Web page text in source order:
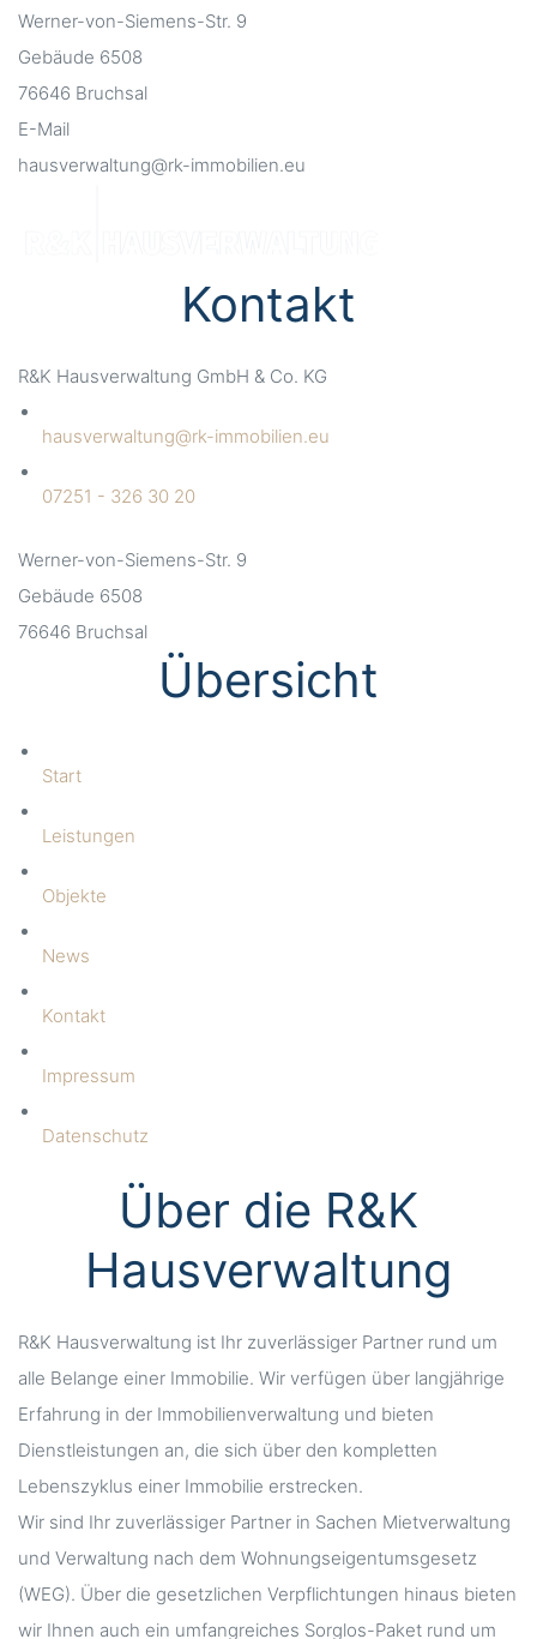
Werner-von-Siemens-Str. 9
Gebäude 6508
76646 Bruchsal
E-Mail
hausverwaltung@rk-immobilien.eu
Kontakt
R&K Hausverwaltung GmbH & Co. KG
hausverwaltung@rk-immobilien.eu
07251 - 326 30 20
Werner-von-Siemens-Str. 9
Gebäude 6508
76646 Bruchsal
Übersicht
Start
Leistungen
Objekte
News
Kontakt
Impressum
Datenschutz
Über die R&K
Hausverwaltung
R&K Hausverwaltung ist Ihr zuverlässiger Partner rund um
alle Belange einer Immobilie. Wir verfügen über langjährige
Erfahrung in der Immobilienverwaltung und bieten
Dienstleistungen an, die sich über den kompletten
Lebenszyklus einer Immobilie erstrecken.
Wir sind Ihr zuverlässiger Partner in Sachen Mietverwaltung
und Verwaltung nach dem Wohnungseigentumsgesetz
(WEG). Über die gesetzlichen Verpflichtungen hinaus bieten
wir Ihnen auch ein umfangreiches Sorglos-Paket rund um